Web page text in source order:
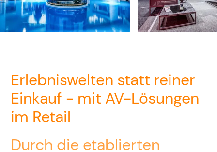
Erlebniswelten statt reiner
Einkauf - mit AV-Lösungen
im Retail
Durch die etablierten